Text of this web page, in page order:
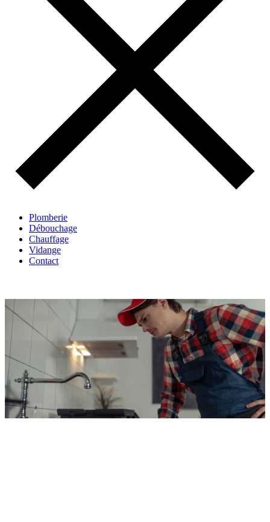
Plomberie
Débouchage
Chauffage
Vidange
Contact